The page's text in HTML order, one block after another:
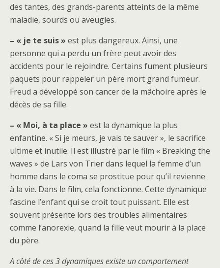
des tantes, des grands-parents atteints de la même
maladie, sourds ou aveugles.
– « je te suis » est plus dangereux. Ainsi, une
personne qui a perdu un frère peut avoir des
accidents pour le rejoindre. Certains fument plusieurs
paquets pour rappeler un père mort grand fumeur.
Freud a développé son cancer de la mâchoire après le
décès de sa fille.
– « Moi, à ta place » est la dynamique la plus
enfantine. « Si je meurs, je vais te sauver », le sacrifice
ultime et inutile. Il est illustré par le film « Breaking the
waves » de Lars von Trier dans lequel la femme d’un
homme dans le coma se prostitue pour qu’il revienne
à la vie. Dans le film, cela fonctionne. Cette dynamique
fascine l’enfant qui se croit tout puissant. Elle est
souvent présente lors des troubles alimentaires
comme l’anorexie, quand la fille veut mourir à la place
du père.
A côté de ces 3 dynamiques existe un comportement